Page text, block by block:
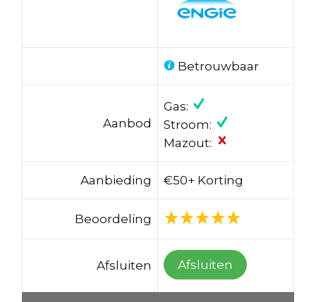
Betrouwbaar
Aanbod
Gas:
Stroom:
Mazout:
Aanbieding €50+ Korting
Beoordeling
Afsluiten Afsluiten